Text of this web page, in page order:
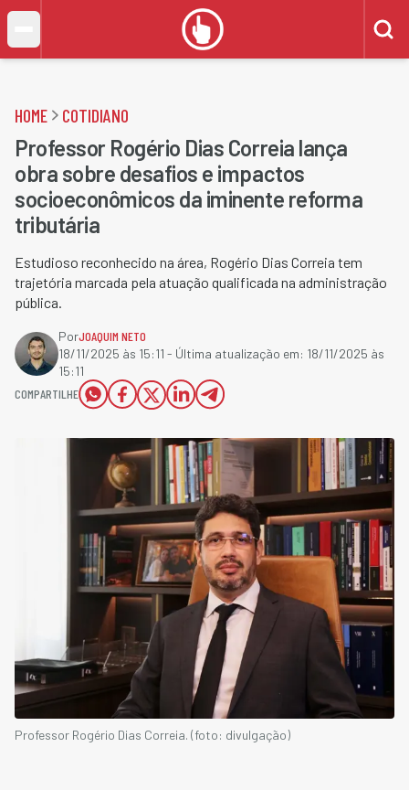
HOME COTIDIANO
Professor Rogério Dias Correia lança
obra sobre desafios e impactos
socioeconômicos da iminente reforma
tributária
Estudioso reconhecido na área, Rogério Dias Correia tem
trajetória marcada pela atuação qualificada na administração
pública.
PorJOAQUIM NETO
18/11/2025 às 15:11 - Última atualização em: 18/11/2025 às
15:11
COMPARTILHE
Professor Rogério Dias Correia. (foto: divulgação)